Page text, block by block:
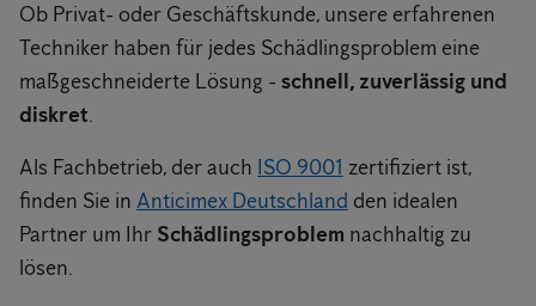
Ob Privat- oder Geschäftskunde, unsere erfahrenen
Techniker haben für jedes Schädlingsproblem eine
maßgeschneiderte Lösung - schnell, zuverlässig und
diskret.
Als Fachbetrieb, der auch ISO 9001 zertifiziert ist,
finden Sie in Anticimex Deutschland den idealen
Partner um Ihr Schädlingsproblem nachhaltig zu
lösen.